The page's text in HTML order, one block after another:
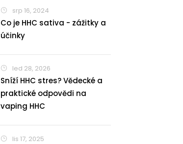
srp 16, 2024
Co je HHC sativa - zážitky a
účinky
led 28, 2026
Sníží HHC stres? Vědecké a
praktické odpovědi na
vaping HHC
lis 17, 2025